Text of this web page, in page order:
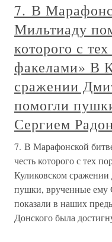
7. В
Мильтиаду
которого с
факелами» В
сражении
помогли
Сергием
7. В Марафонской
честь которого с тех
Куликовском
пушки, врученные
показали в наших
Донского была